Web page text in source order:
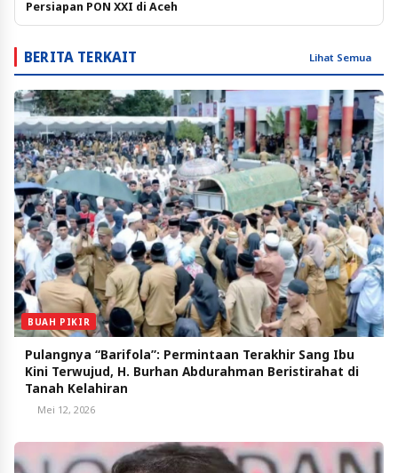
Persiapan PON XXI di Aceh
BERITA TERKAIT Lihat Semua
BUAH PIKIR
Pulangnya “Barifola”: Permintaan Terakhir Sang Ibu
Kini Terwujud, H. Burhan Abdurahman Beristirahat di
Tanah Kelahiran
Mei 12, 2026